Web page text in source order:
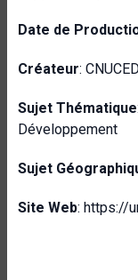
Date de
Créateur:
Sujet Thématique
Développement
Sujet
Site Web: https://